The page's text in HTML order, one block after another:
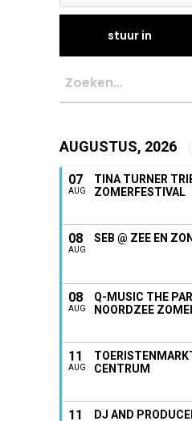
AUGUSTUS, 2026
07
AUG
TINA TURNER
ZOMERFESTIVAL
08
AUG
SEB @ ZEE EN ZON
08
AUG
Q-MUSIC THE
NOORDZEE
11
AUG
CENTRUM
11 DJ AND